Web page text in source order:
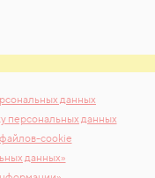
данных
персональных данных
cookie
данных»